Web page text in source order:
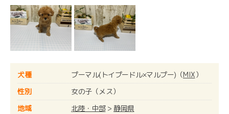
犬種 プーマル(トイプードル×マルプー)（MIX）
性別
女の子（メス）
地域
北陸・中部> 静岡県